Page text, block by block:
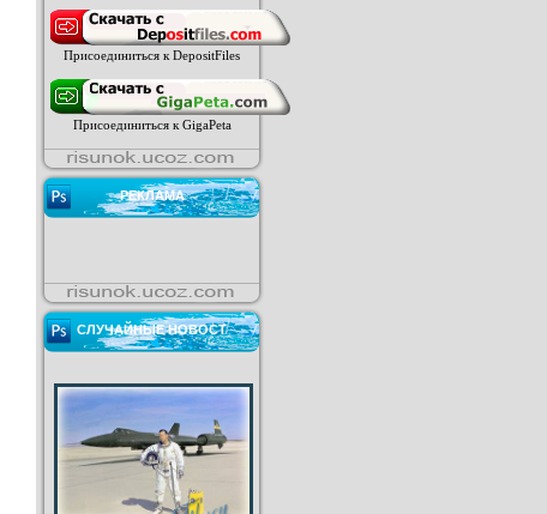
Присоединиться к DepositFiles
Присоединиться к GigaPeta
РЕКЛАМА
СЛУЧАЙНЫЕ НОВОСТ